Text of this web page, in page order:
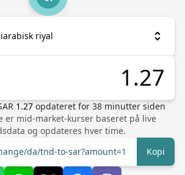
riyal
1.27 opdateret for 38 minutter siden
er mid-market-kurser baseret på live
og opdateres hver time.
da/tnd-to-sar?amount=1
Kopi